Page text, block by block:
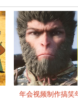
年会视频制作搞